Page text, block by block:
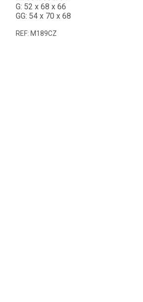
G: 52 x 68 x 66
GG: 54 x 70 x 68
REF: M189CZ